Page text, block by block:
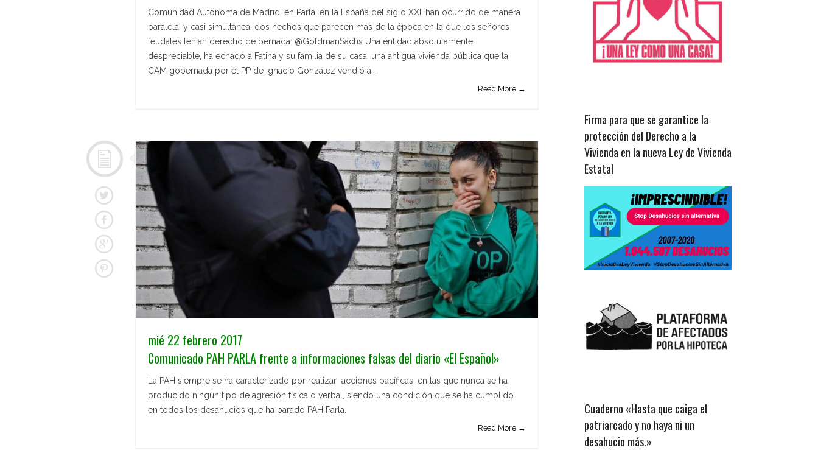
Comunidad Autónoma de Madrid, en Parla, en la España del siglo XXI, han ocurrido de manera
paralela, y casi simultánea, dos hechos que parecen más de la época en la que los señores
feudales tenían derecho de pernada: @GoldmanSachs Una entidad absolutamente
despreciable, ha echado a Fatiha y su familia de su casa, una antigua vivienda pública que la
CAM gobernada por el PP de Ignacio González vendió a...
Read More →
mié 22 febrero 2017
Comunicado PAH PARLA frente a informaciones falsas del diario «El Español»
La PAH siempre se ha caracterizado por realizar acciones pacíficas, en las que nunca se ha
producido ningún tipo de agresión física o verbal, siendo una condición que se ha cumplido
en todos los desahucios que ha parado PAH Parla.
Read More →
Firma para que se garantice la
protección del Derecho a la
Vivienda en la nueva Ley de Vivienda
Estatal
Cuaderno «Hasta que caiga el
patriarcado y no haya ni un
desahucio más.»